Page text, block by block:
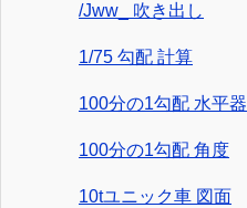
/Jww_ 吹き出し
1/75 勾配 計算
100分の1勾配 水平器
100分の1勾配 角度
10tユニック車 図面